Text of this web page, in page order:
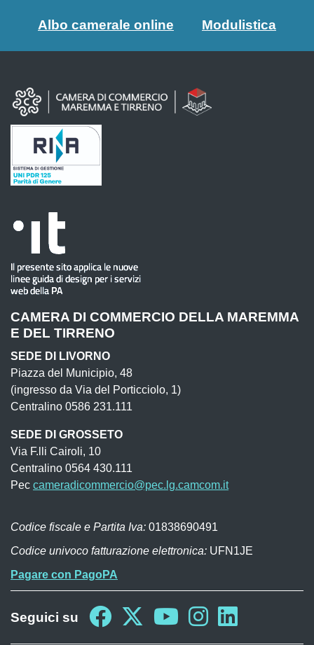
Albo camerale online Modulistica
CAMERA DI COMMERCIO DELLA MAREMMA
E DEL TIRRENO
SEDE DI LIVORNO
Piazza del Municipio, 48
(ingresso da Via del Porticciolo, 1)
Centralino 0586 231.111
SEDE DI GROSSETO
Via F.lli Cairoli, 10
Centralino 0564 430.111
Pec cameradicommercio@pec.lg.camcom.it
Codice fiscale e Partita Iva: 01838690491
Codice univoco fatturazione elettronica: UFN1JE
Pagare con PagoPA
Seguici su